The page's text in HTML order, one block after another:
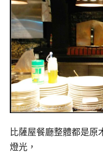
比薩屋餐廳整體都是原
燈光，